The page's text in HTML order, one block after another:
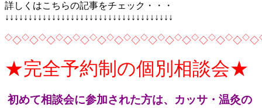
詳しくはこちらの記事をチェック・・・
↓↓↓↓↓↓↓↓↓↓↓↓↓↓↓↓↓↓↓↓↓↓↓↓↓↓↓↓↓↓↓↓↓↓↓↓
◇◇◇◇◇◇◇◇◇◇◇◇◇◇◇◇◇◇◇◇◇◇◇◇◇◇◇◇◇◇
★完全予約制の個別相談会★
初めて相談会に参加された方は、カッサ・温灸の